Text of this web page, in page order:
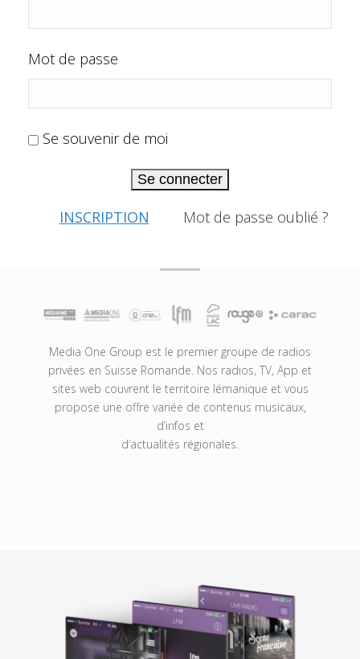
Mot de passe
Se souvenir de moi
Se connecter
INSCRIPTION Mot de passe oublié ?
Media One Group est le premier groupe de radios
privées en Suisse Romande. Nos radios, TV, App et
sites web couvrent le territoire lémanique et vous
propose une offre variée de contenus musicaux,
d’infos et
d’actualités régionales.